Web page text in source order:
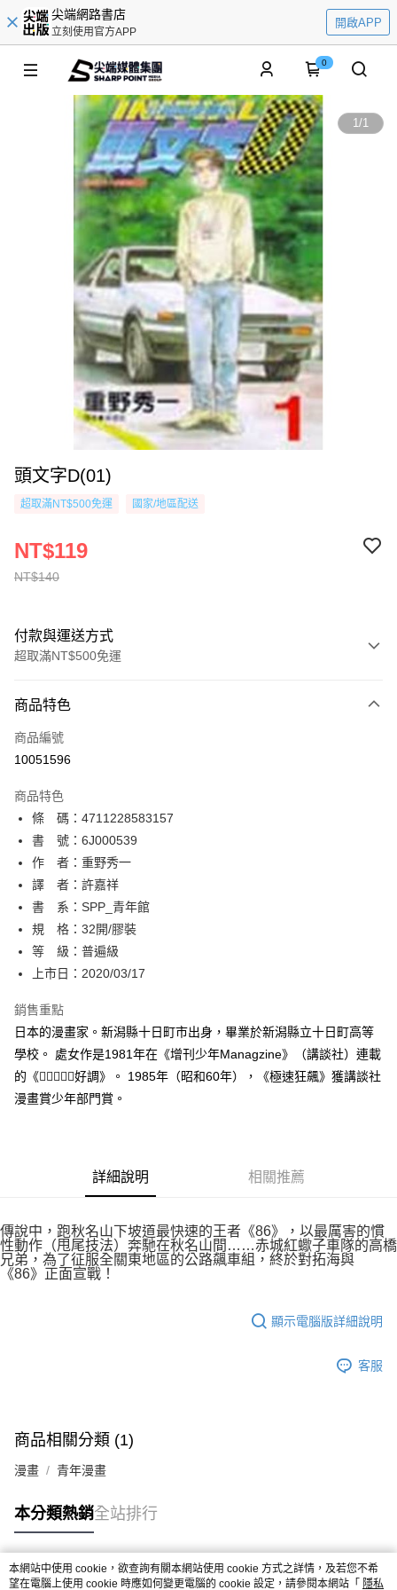
尖端網路書店
立刻使用官方APP
開啟APP
0
1/1
頭文字D(01)
超取滿NT$500免運 國家/地區配送
NT$140
NT$119
付款與運送方式
超取滿NT$500免運
信用卡一次付款
超商取貨付款
相關說明
【關於「AFTEE先享後付」】
AFTEE先享後付是「在收到商品之後才付款」的支付方式。 讓您購物簡單
便利好安心！
１．簡單：不需註冊會員、不需綁卡、不需儲值。
２．便利：只要手機號碼，簡訊認證，即可結帳。
３．安心：先確認商品／服務後，再付款。
【「AFTEE先享後付」結帳流程】
１．於結帳方式選擇「AFTEE先享後付」後，將跳轉至「AFTEE先享後付」
結帳頁面，進行簡訊認證並確認金額後，即可完成結帳。
２．訂單成立數日內，您將收到繳費通知簡訊。
ATM／網路銀行／等多元方式進行付款，方視為交易完成。
※ 請注意：結帳手續完成當下不需立刻繳費，但若您需要取消訂單，請聯絡
購買商品的店家。未經商家同意取消之訂單仍視為有效，需透過AFTEE先享
後付繳納相關費用。
※ 交易是否成功請以「AFTEE先享後付 」之結帳頁面顯示為準，若有關於
是否繳費成功／繳費後需取消欲退款等相關疑問，請聯繫「AFTEE先享後付
易，需依本服務之必要範圍內提供個人資料，並將交易相關給付款項請求債
https://aftee.tw/terms/#terms3
３．未成年的使用者請事先徵得法定代理人或監護人之同意方可使用
「AFTEE先享後付」，若未經同意申辦者引起之損失，本公司不負相關責
任。
ATM付款
運送方式
全家取貨付款
每筆NT$80，滿NT$500(含以上)免運費
付款後全家取貨
每筆NT$80，滿NT$500(含以上)免運費
付款後萊爾富取貨
每筆NT$80，滿NT$500(含以上)免運費
付款後7-11取貨
宅配
每筆NT$100，滿NT$800(含以上)免運費
商品特色
商品編號
10051596
商品特色
條 碼：4711228583157
書 號：6J000539
作 者：重野秀一
譯 者：許嘉祥
書 系：SPP_青年館
規 格：32開/膠裝
等 級：普遍級
上市日：2020/03/17
銷售重點
日本的漫畫家。新潟縣十日町市出身，畢業於新潟縣立十日町高等
學校。 處女作是1981年在《增刊少年Managzine》（講談社）連載
的《好調》。 1985年（昭和60年），《極速狂飆》獲講談社
漫畫賞少年部門賞。
詳細說明 相關推薦
傳說中，跑秋名山下坡道最快速的王者《86》，以最厲害的慣
性動作（甩尾技法）奔馳在秋名山間……赤城紅蠍子車隊的高橋
兄弟，為了征服全關東地區的公路飆車組，終於對拓海與
《86》正面宣戰！
顯示電腦版詳細說明
客服
商品相關分類 (1)
漫畫 青年漫畫
本分類熱銷全站排行
熱門標籤
本網站中使用 cookie，欲查詢有關本網站使用 cookie 方式之詳情，及若您不希
望在電腦上使用 cookie 時應如何變更電腦的 cookie 設定，請參閱本網站「 隱私